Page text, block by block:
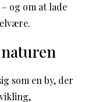
og om at lade
som en by, der